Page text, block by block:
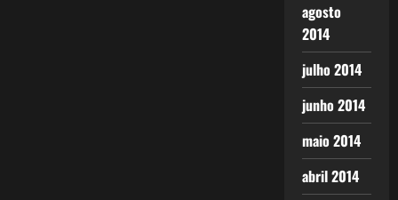
agosto
2014
julho 2014
junho 2014
maio 2014
abril 2014